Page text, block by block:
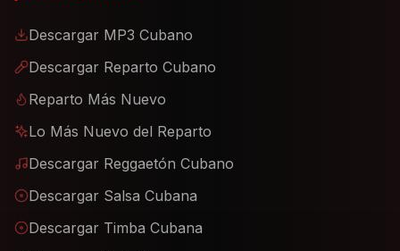
Descargar MP3 Cubano
Descargar Reparto Cubano
Reparto Más Nuevo
Lo Más Nuevo del Reparto
Descargar Reggaetón Cubano
Descargar Salsa Cubana
Descargar Timba Cubana